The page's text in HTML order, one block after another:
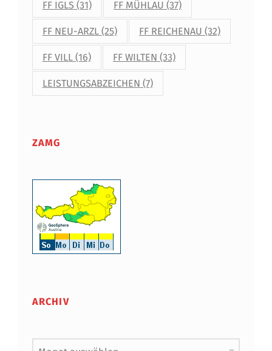
FF IGLS (31) FF MÜHLAU (37)
FF NEU-ARZL(25) FF REICHENAU (32)
FF VILL(16) FF WILTEN (33)
LEISTUNGSABZEICHEN (7)
ZAMG
ARCHIV
Archiv